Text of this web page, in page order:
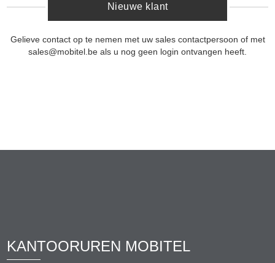
Nieuwe klant
Gelieve contact op te nemen met uw sales contactpersoon of met
sales@mobitel.be als u nog geen login ontvangen heeft.
KANTOORUREN MOBITEL